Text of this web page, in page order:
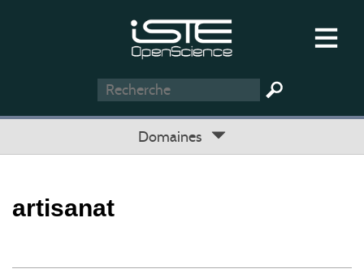
Domaines
artisanat